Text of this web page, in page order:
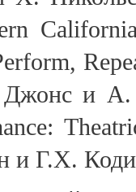
и А.
и Г.Х.